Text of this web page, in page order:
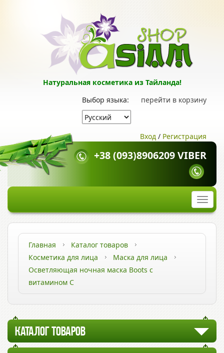
Натуральная косметика из Тайланда!
перейти в корзину
Выбор языка:
Вход / Регистрация
+38 (093)8906209 VIBER
Главная
Каталог товаров
Косметика для лица
Маска для лица
Осветляющая ночная маска Boots с
витамином С
КАТАЛОГ ТОВАРОВ